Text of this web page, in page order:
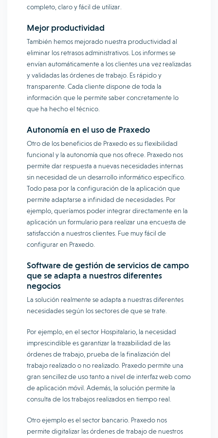
completo, claro y fácil de utilizar.
Mejor productividad
También hemos mejorado nuestra productividad al
eliminar los retrasos administrativos. Los informes se
envían automáticamente a los clientes una vez realizadas
y validadas las órdenes de trabajo. Es rápido y
transparente. Cada cliente dispone de toda la
información que le permite saber concretamente lo
que ha hecho el técnico.
Autonomía en el uso de Praxedo
Otro de los beneficios de Praxedo es su flexibilidad
funcional y la autonomía que nos ofrece. Praxedo nos
permite dar respuesta a nuevas necesidades internas
sin necesidad de un desarrollo informático específico.
Todo pasa por la configuración de la aplicación que
permite adaptarse a infinidad de necesidades. Por
ejemplo, queríamos poder integrar directamente en la
aplicación un formulario para realizar una encuesta de
satisfacción a nuestros clientes. Fue muy fácil de
configurar en Praxedo.
Software de gestión de servicios de campo
que se adapta a nuestros diferentes
negocios
La solución realmente se adapta a nuestras diferentes
necesidades según los sectores de que se trate.
Por ejemplo, en el sector Hospitalario, la necesidad
imprescindible es garantizar la trazabilidad de las
órdenes de trabajo, prueba de la finalización del
trabajo realizado o no realizado. Praxedo permite una
gran sencillez de uso tanto a nivel de interfaz web como
de aplicación móvil. Además, la solución permite la
consulta de los trabajos realizados en tiempo real.
Otro ejemplo es el sector bancario. Praxedo nos
permite digitalizar las órdenes de trabajo de nuestros